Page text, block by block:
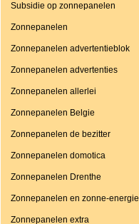
Subsidie op zonnepanelen
Zonnepanelen
Zonnepanelen advertentieblok
Zonnepanelen advertenties
Zonnepanelen allerlei
Zonnepanelen Belgie
Zonnepanelen de bezitter
Zonnepanelen domotica
Zonnepanelen Drenthe
Zonnepanelen en zonne-energie
Zonnepanelen extra